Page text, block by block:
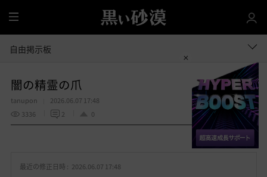
全
体
自由掲示板
闇の精霊の爪
tanupon
2026.06.07 17:48
3336
2 0
お 共有する
最近の修正日時 : 2026.06.07 17:48